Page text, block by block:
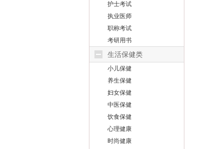
护士考试
执业医师
职称考试
考研用书
生活保健类
小儿保健
养生保健
妇女保健
中医保健
饮食保健
心理健康
时尚健康